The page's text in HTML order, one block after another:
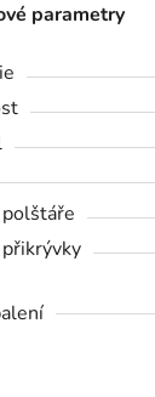
parametry